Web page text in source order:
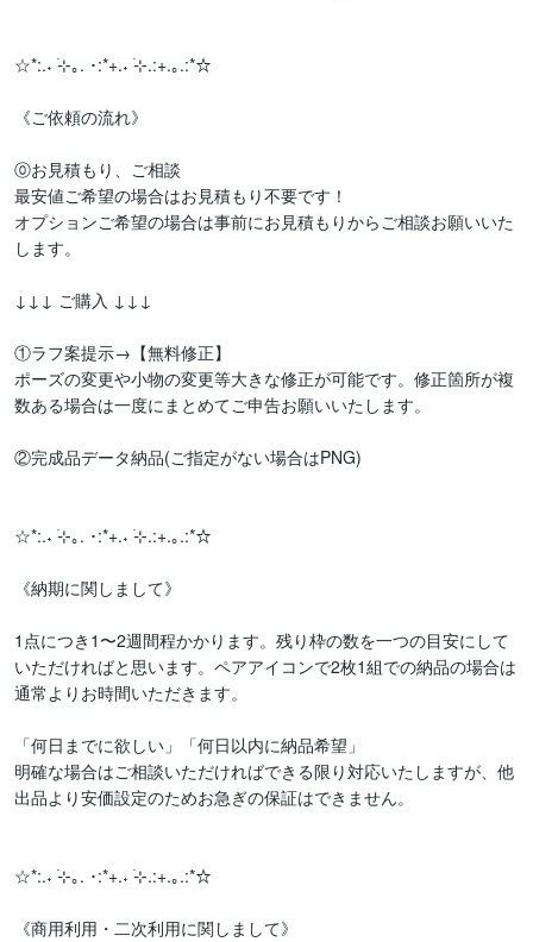
☆*:.˖ ࣪⊹｡. ･:*+.˖ ࣪⊹.:+.｡.:*☆
《ご依頼の流れ》
⓪お見積もり、ご相談
最安値ご希望の場合はお見積もり不要です！
オプションご希望の場合は事前にお見積もりからご相談お願いいた
します。
↓↓↓ ご購入 ↓↓↓
①ラフ案提示→【無料修正】
ポーズの変更や小物の変更等大きな修正が可能です。修正箇所が複
数ある場合は一度にまとめてご申告お願いいたします。
②完成品データ納品(ご指定がない場合はPNG)
☆*:.˖ ࣪⊹｡. ･:*+.˖ ࣪⊹.:+.｡.:*☆
《納期に関しまして》
1点につき1〜2週間程かかります。残り枠の数を一つの目安にして
いただければと思います。ペアアイコンで2枚1組での納品の場合は
通常よりお時間いただきます。
「何日までに欲しい」「何日以内に納品希望」
明確な場合はご相談いただければできる限り対応いたしますが、他
出品より安価設定のためお急ぎの保証はできません。
☆*:.˖ ࣪⊹｡. ･:*+.˖ ࣪⊹.:+.｡.:*☆
《商用利用・二次利用に関しまして》